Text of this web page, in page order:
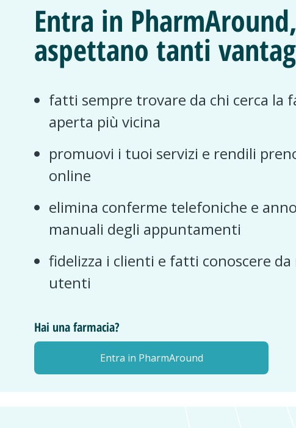
Entra in
aspettano tanti
fatti sempre trovare da chi cerca la
aperta più vicina
promuovi i tuoi servizi e rendili
online
elimina conferme telefoniche e
manuali degli appuntamenti
fidelizza i clienti e fatti conoscere da
utenti
Hai una farmacia?
Entra in PharmAround